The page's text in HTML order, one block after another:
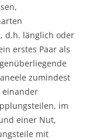
d.h. länglich oder
erstes Paar als
zumindest
einander
im
einer Nut,
mit